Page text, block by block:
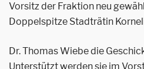
Vorsitz der Fraktion neu
Doppelspitze Stadträtin
Dr. Thomas Wiebe die
Unterstützt werden sie im